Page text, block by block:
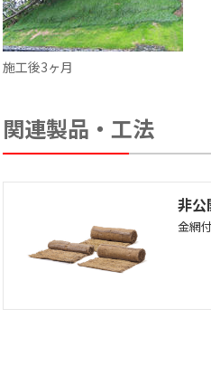
施工後3ヶ月
関連製品・工法
非公
金網